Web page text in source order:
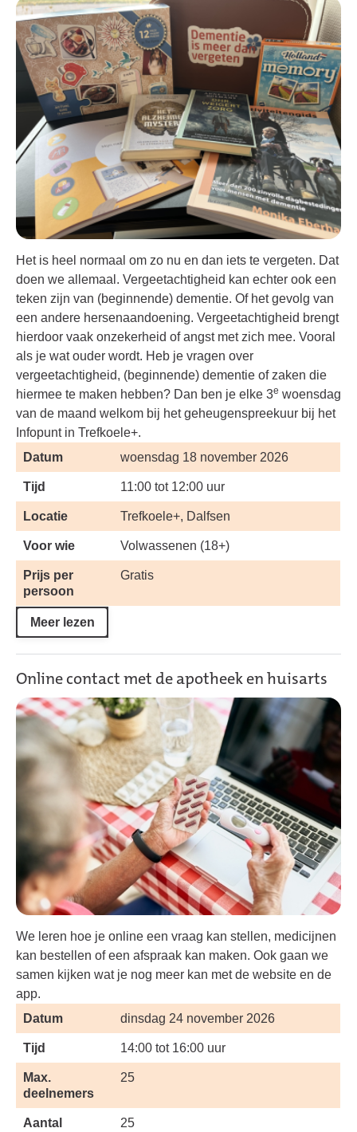
Het is heel normaal om zo nu en dan iets te vergeten. Dat
doen we allemaal. Vergeetachtigheid kan echter ook een
teken zijn van (beginnende) dementie. Of het gevolg van
een andere hersenaandoening. Vergeetachtigheid brengt
hierdoor vaak onzekerheid of angst met zich mee. Vooral
als je wat ouder wordt. Heb je vragen over
vergeetachtigheid, (beginnende) dementie of zaken die
hiermee te maken hebben? Dan ben je elke 3e woensdag
van de maand welkom bij het geheugenspreekuur bij het
Infopunt in Trefkoele+.
Datum
woensdag 18 november 2026
Tijd 11:00 tot 12:00 uur
Locatie Trefkoele+, Dalfsen
Voor wie Volwassenen (18+)
Prijs per
persoon
Gratis
Meer lezen
Online contact met de apotheek en huisarts
We leren hoe je online een vraag kan stellen, medicijnen
kan bestellen of een afspraak kan maken. Ook gaan we
samen kijken wat je nog meer kan met de website en de
app.
Datum
dinsdag 24 november 2026
Tijd 14:00 tot 16:00 uur
Max.
deelnemers
25
Aantal
25